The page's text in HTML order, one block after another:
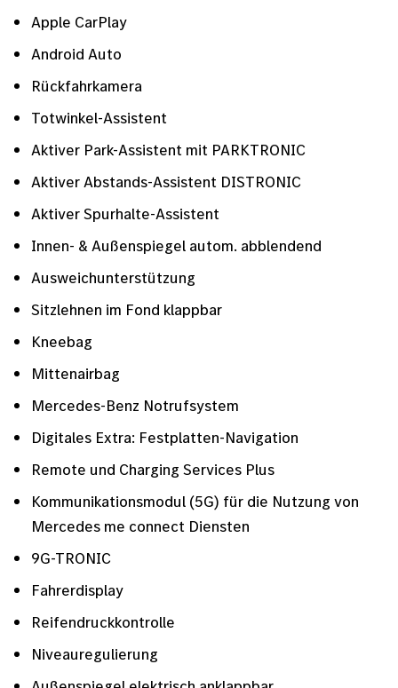
Apple CarPlay
Android Auto
Rückfahrkamera
Totwinkel-Assistent
Aktiver Park-Assistent mit PARKTRONIC
Aktiver Abstands-Assistent DISTRONIC
Aktiver Spurhalte-Assistent
Innen- & Außenspiegel autom. abblendend
Ausweichunterstützung
Sitzlehnen im Fond klappbar
Kneebag
Mittenairbag
Mercedes-Benz Notrufsystem
Digitales Extra: Festplatten-Navigation
Remote und Charging Services Plus
Kommunikationsmodul (5G) für die Nutzung von
Mercedes me connect Diensten
9G-TRONIC
Fahrerdisplay
Reifendruckkontrolle
Niveauregulierung